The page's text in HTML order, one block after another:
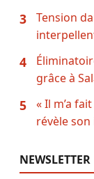
3
Tension
4
grâce à
5
« Il m’a
révèle son
NEWSLETTER